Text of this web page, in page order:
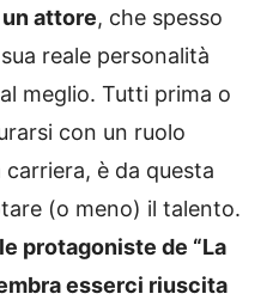
attore, che spesso
reale personalità
meglio. Tutti prima o
con un ruolo
è da questa
(o meno) il talento.
protagoniste de “La
esserci riuscita